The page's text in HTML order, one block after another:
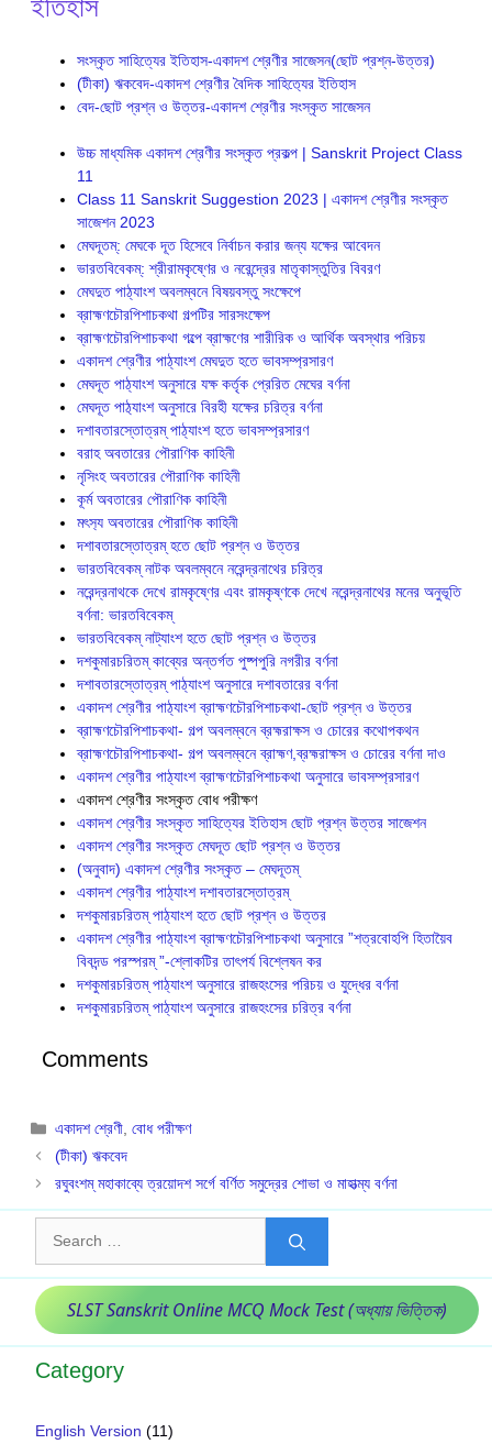
ইতিহাস
সংস্কৃত সাহিত্যের ইতিহাস-একাদশ শ্রেণীর সাজেসন(ছোট প্রশ্ন-উত্তর)
(টীকা) ঋকবেদ-একাদশ শ্রেণীর বৈদিক সাহিত‍্যের ইতিহাস
বেদ-ছোট প্রশ্ন ও উত্তর-একাদশ শ্রেণীর সংস্কৃত সাজেসন
উচ্চ মাধ্যমিক একাদশ শ্রেণীর সংস্কৃত প্রকল্প | Sanskrit Project Class
11
Class 11 Sanskrit Suggestion 2023 | একাদশ শ্রেণীর সংস্কৃত
সাজেশন 2023
মেঘদূতম্: মেঘকে দূত হিসেবে নির্বাচন করার জন্য যক্ষের আবেদন
ভারতবিবেকম্: শ্রীরামকৃষ্ণের ও নরেন্দ্রের মাতৃকাস্তুতির বিবরণ
মেঘদুত পাঠ্যাংশ অবলম্বনে বিষয়বস্তু সংক্ষেপে
ব্রাহ্মণচৌরপিশাচকথা গল্পটির সারসংক্ষেপ
ব্রাহ্মণচৌরপিশাচকথা গল্পে ব্রাহ্মণের শারীরিক ও আর্থিক অবস্থার পরিচয়
একাদশ শ্রেণীর পাঠ্যাংশ মেঘদুত হতে ভাবসম্প্রসারণ
মেঘদূত পাঠ্যাংশ অনুসারে যক্ষ কর্তৃক প্রেরিত মেঘের বর্ণনা
মেঘদূত পাঠ‍্যাংশ অনুসারে বিরহী যক্ষের চরিত্র বর্ণনা
দশাবতারস্তোত্রম্ পাঠ্যাংশ হতে ভাবসম্প্রসারণ
বরাহ অবতারের পৌরাণিক কাহিনী
নৃসিংহ অবতারের পৌরাণিক কাহিনী
কূর্ম অবতারের পৌরাণিক কাহিনী
মৎস‍্য অবতারের পৌরাণিক কাহিনী
দশাবতারস্তোত্রম্ হতে ছোট প্রশ্ন ও উত্তর
ভারতবিবেকম্ নাটক অবলম্বনে নরেন্দ্রনাথের চরিত্র
নরেন্দ্রনাথকে দেখে রামকৃষ্ণের এবং রামকৃষ্ণকে দেখে নরেন্দ্রনাথের মনের অনুভূতি
বর্ণনা: ভারতবিবেকম্
ভারতবিবেকম্ নাট্যাংশ হতে ছোট প্রশ্ন ও উত্তর
দশকুমারচরিতম্ কাব্যের অন্তর্গত পুষ্পপুরি নগরীর বর্ণনা
দশাবতারস্তোত্রম্ পাঠ্যাংশ অনুসারে দশাবতারের বর্ণনা
একাদশ শ্রেণীর পাঠ্যাংশ ব্রাহ্মণচৌরপিশাচকথা-ছোট প্রশ্ন ও উত্তর
ব্রাহ্মণচৌরপিশাচকথা- গল্প অবলম্বনে ব্রহ্মরাক্ষস ও চোরের কথোপকথন
ব্রাহ্মণচৌরপিশাচকথা- গল্প অবলম্বনে ব্রাহ্মণ,ব্রহ্মরাক্ষস ও চোরের বর্ণনা দাও
একাদশ শ্রেণীর পাঠ্যাংশ ব্রাহ্মণচৌরপিশাচকথা অনুসারে ভাবসম্প্রসারণ
একাদশ শ্রেণীর সংস্কৃত বোধ পরীক্ষণ
একাদশ শ্রেণীর সংস্কৃত সাহিত্যের ইতিহাস ছোট প্রশ্ন উত্তর সাজেশন
একাদশ শ্রেণীর সংস্কৃত মেঘদূত ছোট প্রশ্ন ও উত্তর
(অনুবাদ) একাদশ শ্রেণীর সংস্কৃত – মেঘদূতম্
একাদশ শ্রেণীর পাঠ্যাংশ দশাবতারস্তোত্রম্
দশকুমারচরিতম্ পাঠ্যাংশ হতে ছোট প্রশ্ন ও উত্তর
একাদশ শ্রেণীর পাঠ্যাংশ ব্রাহ্মণচৌরপিশাচকথা অনুসারে ”শত্রবোহপি হিতায়ৈব
বিবদন্ড পরস্পরম্ ”-শ্লোকটির তাৎপর্য বিশ্লেষন কর
দশকুমারচরিতম্ পাঠ্যাংশ অনুসারে রাজহংসের পরিচয় ও যুদ্ধের বর্ণনা
দশকুমারচরিতম্ পাঠ্যাংশ অনুসারে রাজহংসের চরিত্র বর্ণনা
Comments
Categories
একাদশ শ্রেণী,বোধ পরীক্ষণ
(টীকা) ঋকবেদ
রঘুবংশম্ মহাকাব্যে ত্রয়োদশ সর্গে বর্ণিত সমুদ্রের শোভা ও মাহাত্ম্য বর্ণনা
for:
SLST Sanskrit Online MCQ Mock Test (অধ্যায় ভিত্তিক)
Category
English Version (11)